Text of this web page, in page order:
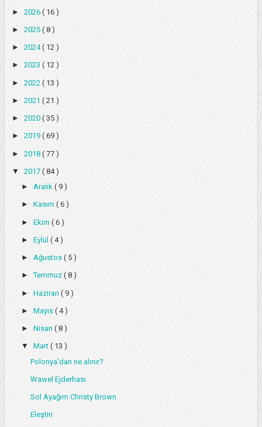
► 2026 ( 16 )
► 2025 ( 8 )
► 2024( 12 )
► 2023 ( 12 )
► 2022 ( 13 )
► 2021 ( 21 )
► 2020 ( 35 )
► 2019 ( 69 )
► 2018 ( 77 )
▼ 2017 ( 84 )
► Aralık ( 9 )
► Kasım ( 6 )
► Ekim ( 6 )
► Eylül ( 4 )
► Ağustos ( 5 )
►Temmuz ( 8 )
► Haziran ( 9 )
► Mayıs ( 4 )
► Nisan ( 8 )
▼ Mart ( 13 )
Polonya'dan ne alınır?
Wawel Ejderhası
Sol Ayağım Christy Brown
Eleştiri